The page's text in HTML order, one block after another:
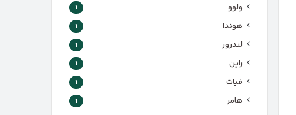
ولوو 1
هوندا 1
لندرور 1
راین 1
فیات 1
هامر 1